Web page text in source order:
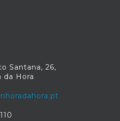
Santana, 26,
da Hora